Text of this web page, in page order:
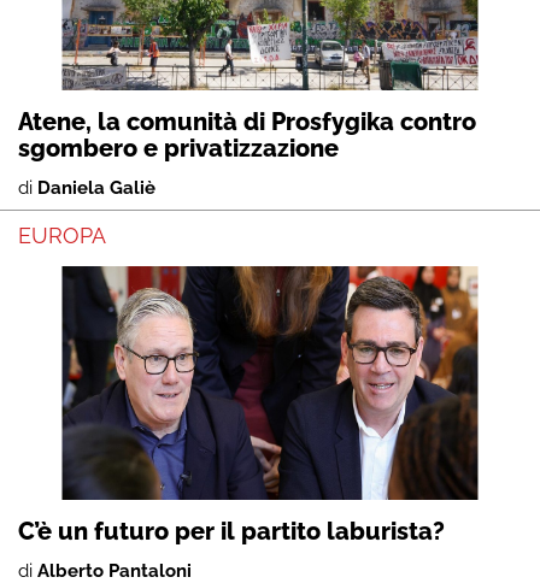
Atene, la comunità di Prosfygika contro
sgombero e privatizzazione
di Daniela Galiè
EUROPA
C’è un futuro per il partito laburista?
di Alberto Pantaloni